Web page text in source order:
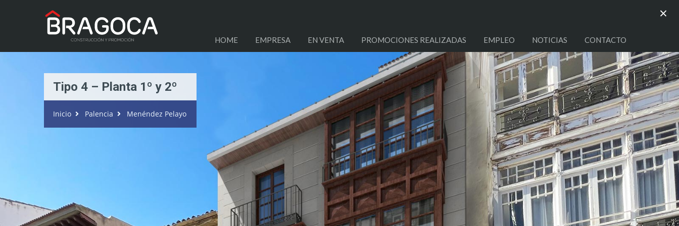
HOME EMPRESA EN VENTA PROMOCIONES REALIZADAS EMPLEO NOTICIAS CONTACTO
Tipo 4 – Planta 1º y 2º
Inicio Palencia Menéndez Pelayo
×